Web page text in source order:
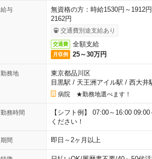
給与
無資格の方：時給1530円～1912
2162円
交通費別途支給あり
交通費 全額支給
月収例 25～30万円
勤務地
東京都品川区
目黒駅 / 天王洲アイル駅 / 西大井
病院 ★勤務地選べます！
勤務時間
【シフト例】 07:00～16:00
ください！
期間 即日～2ヶ月以上